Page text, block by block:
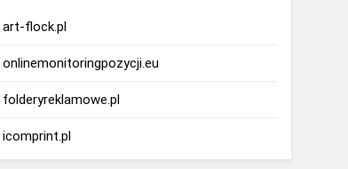
art-flock.pl
onlinemonitoringpozycji.eu
folderyreklamowe.pl
icomprint.pl